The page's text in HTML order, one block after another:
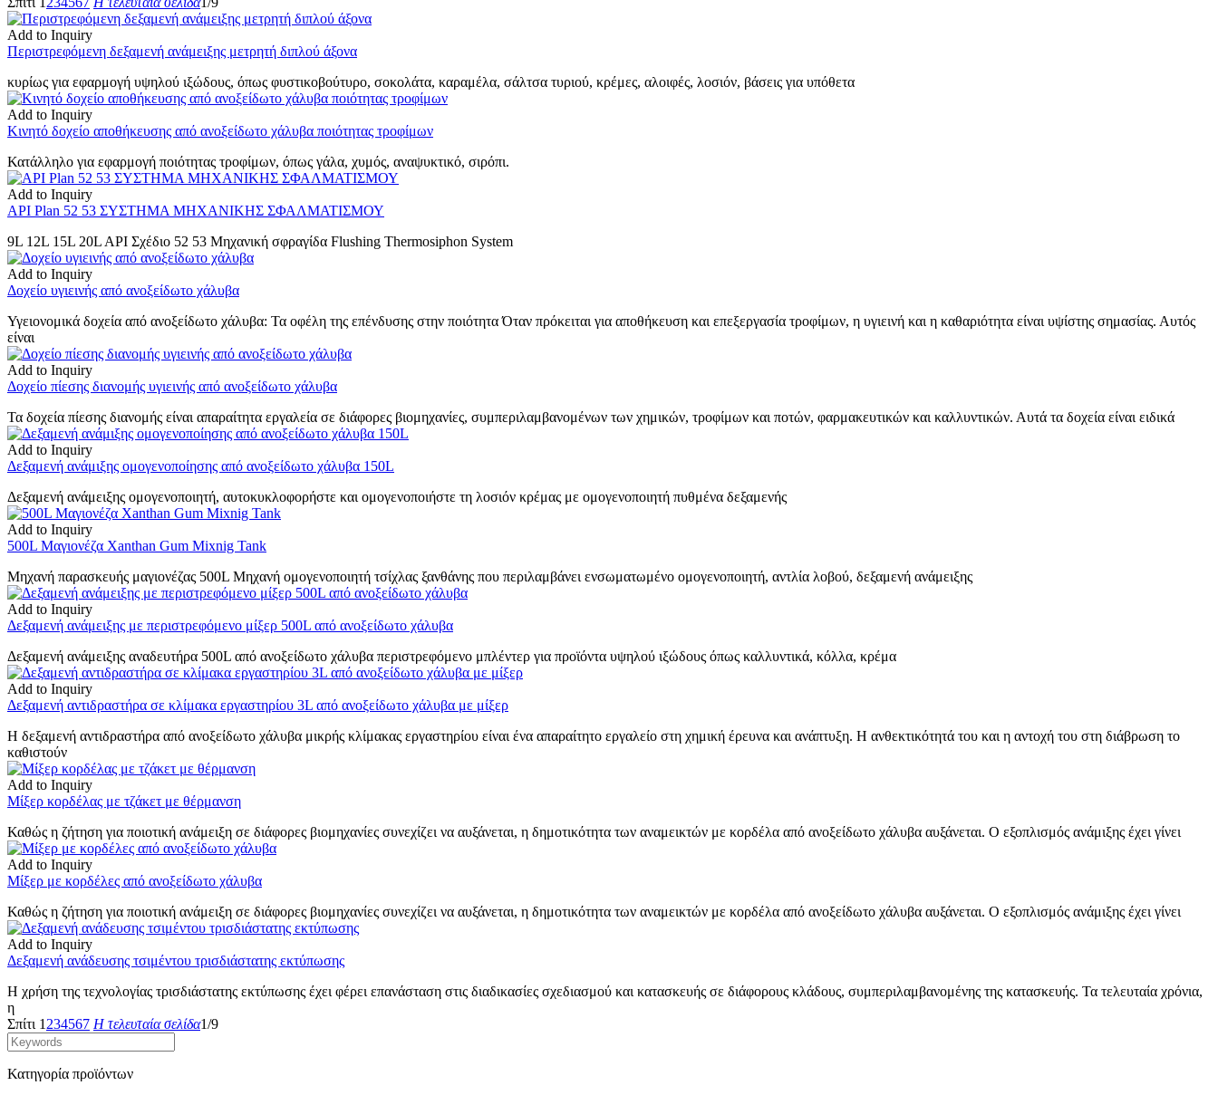
Add to Inquiry
Περιστρεφόμενη δεξαμενή ανάμειξης μετρητή διπλού άξονα
κυρίως για εφαρμογή υψηλού ιξώδους, όπως φυστικοβούτυρο, σοκολάτα, καραμέλα, σάλτσα τυριού, κρέμες, αλοιφές, λοσιόν, βάσεις για υπόθετα
Add to Inquiry
Κινητό δοχείο αποθήκευσης από ανοξείδωτο χάλυβα ποιότητας τροφίμων
Κατάλληλο για εφαρμογή ποιότητας τροφίμων, όπως γάλα, χυμός, αναψυκτικό, σιρόπι.
Add to Inquiry
API Plan 52 53 ΣΥΣΤΗΜΑ ΜΗΧΑΝΙΚΗΣ ΣΦΑΛΜΑΤΙΣΜΟΥ
9L 12L 15L 20L API Σχέδιο 52 53 Μηχανική σφραγίδα Flushing Thermosiphon System
Add to Inquiry
Δοχείο υγιεινής από ανοξείδωτο χάλυβα
Υγειονομικά δοχεία από ανοξείδωτο χάλυβα: Τα οφέλη της επένδυσης στην ποιότητα Όταν πρόκειται για αποθήκευση και επεξεργασία τροφίμων, η υγιεινή και η καθαριότητα είναι υψίστης σημασίας. Αυτός
είναι
Add to Inquiry
Δοχείο πίεσης διανομής υγιεινής από ανοξείδωτο χάλυβα
Τα δοχεία πίεσης διανομής είναι απαραίτητα εργαλεία σε διάφορες βιομηχανίες, συμπεριλαμβανομένων των χημικών, τροφίμων και ποτών, φαρμακευτικών και καλλυντικών. Αυτά τα δοχεία είναι ειδικά
Add to Inquiry
Δεξαμενή ανάμιξης ομογενοποίησης από ανοξείδωτο χάλυβα 150L
Δεξαμενή ανάμειξης ομογενοποιητή, αυτοκυκλοφορήστε και ομογενοποιήστε τη λοσιόν κρέμας με ομογενοποιητή πυθμένα δεξαμενής
Add to Inquiry
500L Μαγιονέζα Xanthan Gum Mixnig Tank
Μηχανή παρασκευής μαγιονέζας 500L Μηχανή ομογενοποιητή τσίχλας ξανθάνης που περιλαμβάνει ενσωματωμένο ομογενοποιητή, αντλία λοβού, δεξαμενή ανάμειξης
Add to Inquiry
Δεξαμενή ανάμειξης με περιστρεφόμενο μίξερ 500L από ανοξείδωτο χάλυβα
Δεξαμενή ανάμειξης αναδευτήρα 500L από ανοξείδωτο χάλυβα περιστρεφόμενο μπλέντερ για προϊόντα υψηλού ιξώδους όπως καλλυντικά, κόλλα, κρέμα
Add to Inquiry
Δεξαμενή αντιδραστήρα σε κλίμακα εργαστηρίου 3L από ανοξείδωτο χάλυβα με μίξερ
Η δεξαμενή αντιδραστήρα από ανοξείδωτο χάλυβα μικρής κλίμακας εργαστηρίου είναι ένα απαραίτητο εργαλείο στη χημική έρευνα και ανάπτυξη. Η ανθεκτικότητά του και η αντοχή του στη διάβρωση το
καθιστούν
Add to Inquiry
Μίξερ κορδέλας με τζάκετ με θέρμανση
Καθώς η ζήτηση για ποιοτική ανάμειξη σε διάφορες βιομηχανίες συνεχίζει να αυξάνεται, η δημοτικότητα των αναμεικτών με κορδέλα από ανοξείδωτο χάλυβα αυξάνεται. Ο εξοπλισμός ανάμιξης έχει γίνει
Add to Inquiry
Μίξερ με κορδέλες από ανοξείδωτο χάλυβα
Καθώς η ζήτηση για ποιοτική ανάμειξη σε διάφορες βιομηχανίες συνεχίζει να αυξάνεται, η δημοτικότητα των αναμεικτών με κορδέλα από ανοξείδωτο χάλυβα αυξάνεται. Ο εξοπλισμός ανάμιξης έχει γίνει
Add to Inquiry
Δεξαμενή ανάδευσης τσιμέντου τρισδιάστατης εκτύπωσης
Η χρήση της τεχνολογίας τρισδιάστατης εκτύπωσης έχει φέρει επανάσταση στις διαδικασίες σχεδιασμού και κατασκευής σε διάφορους κλάδους, συμπεριλαμβανομένης της κατασκευής. Τα τελευταία χρόνια,
η
Σπίτι 1 234567 Η τελευταία σελίδα1/9
Κατηγορία προϊόντων